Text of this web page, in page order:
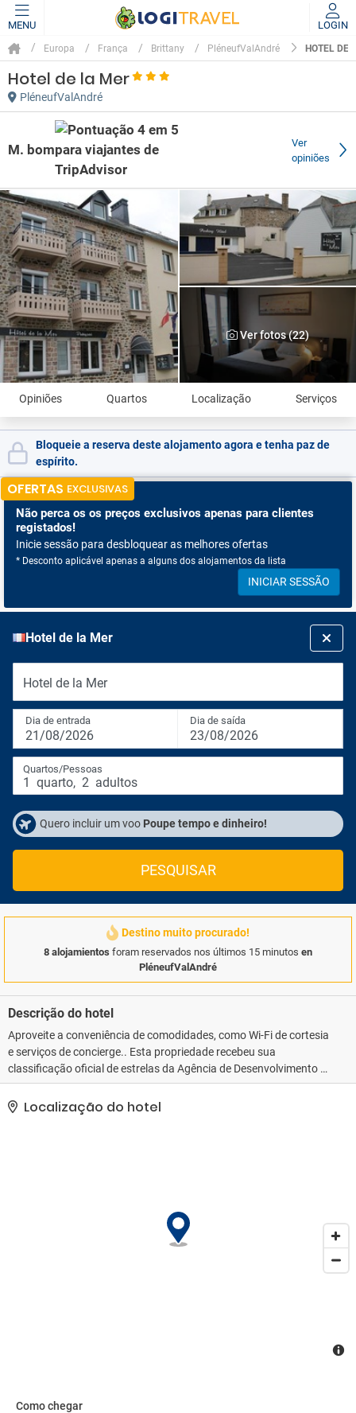
MENU LOGIN
Europa França Brittany PléneufValAndré HOTEL DE
Hotel de la Mer
PléneufValAndré
M. bom
Ver
opiniões
Ver fotos (22)
Opiniões Quartos Localização Serviços
Bloqueie a reserva deste alojamento agora e tenha paz de
espírito.
OFERTAS EXCLUSIVAS
Não perca os os preços exclusivos apenas para clientes
registados!
Inicie sessão para desbloquear as melhores ofertas
* Desconto aplicável apenas a alguns dos alojamentos da lista
INICIAR SESSÃO
Hotel de la Mer
Hotel de la Mer
Dia de entrada
21/08/2026
Dia de saída
23/08/2026
Quartos/Pessoas
1 quarto, 2 adultos
Quero incluir um voo Poupe tempo e dinheiro!
PESQUISAR
Destino muito procurado!
8 alojamientos foram reservados nos últimos 15 minutos en
PléneufValAndré
Descrição do hotel
Aproveite a conveniência de comodidades, como Wi-Fi de cortesia
e serviços de concierge.. Esta propriedade recebeu sua
classificação oficial de estrelas da Agência de Desenvolvimento de
Turismo da França, a ATOUT France.. As comodidades presentes
incluem jornais de cortesia no saguão, equipe multilíngue e
armazenamento para bagagem. Estacionamento grátis sem
Localização do hotel
Como chegar